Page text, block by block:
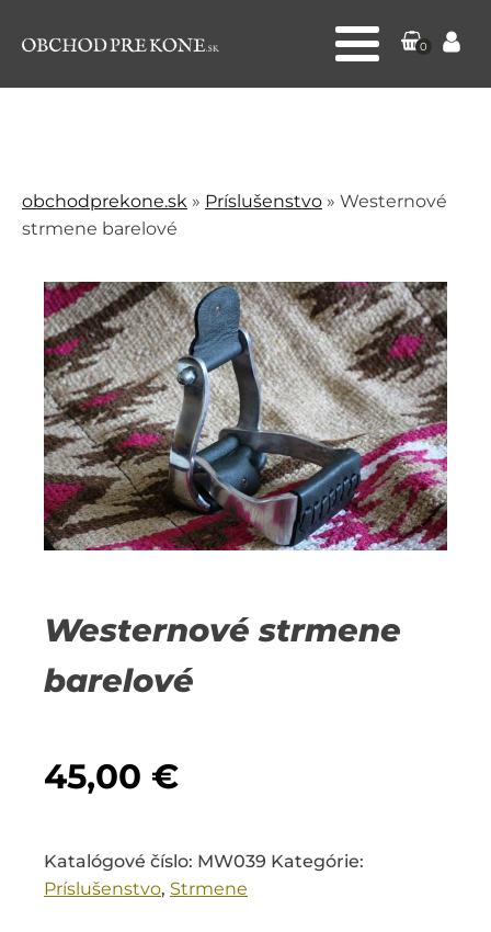
0
obchodprekone.sk » Príslušenstvo » Westernové
strmene barelové
Westernové strmene
barelové
45,00 €
Katalógové číslo: MW039 Kategórie:
Príslušenstvo, Strmene